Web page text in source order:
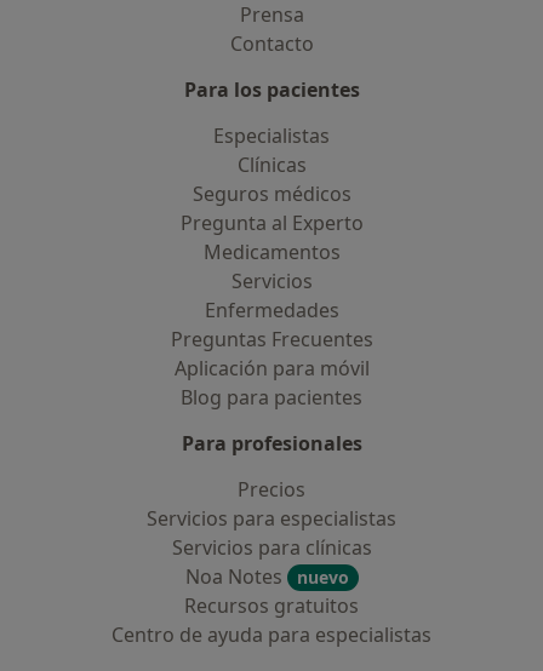
Prensa
Contacto
Para los pacientes
Especialistas
Clínicas
Seguros médicos
Pregunta al Experto
Medicamentos
Servicios
Enfermedades
Preguntas Frecuentes
Aplicación para móvil
Blog para pacientes
Para profesionales
Precios
Servicios para especialistas
Servicios para clínicas
Noa Notes
nuevo
Recursos gratuitos
Centro de ayuda para especialistas